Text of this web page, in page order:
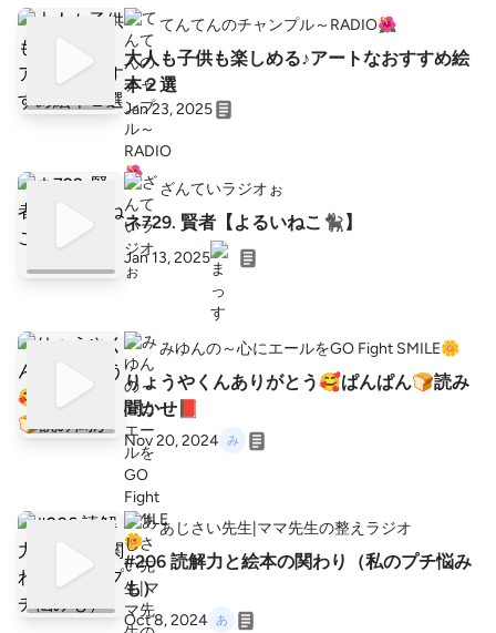
てんてんのチャンプル～RADIO🌺
大人も子供も楽しめる♪アートなおすすめ絵
本２選
Jan 23, 2025
ざんていラジオぉ
ネ729. 賢者【よるいねこ🐈‍⬛】
Jan 13, 2025
みゆんの～心にエールをGO Fight SMILE🌼
りょうやくんありがとう🥰ぱんぱん🍞読み
聞かせ📕
Nov 20, 2024
あじさい先生|ママ先生の整えラジオ
#206 読解力と絵本の関わり（私のプチ悩み
も）
Oct 8, 2024